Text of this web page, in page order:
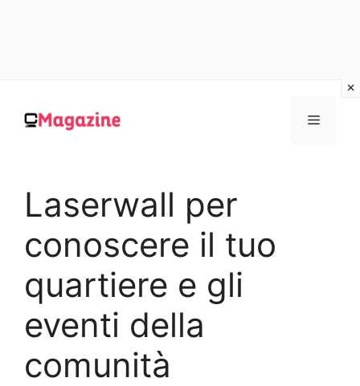
contenuto
MENU
Laserwall per
conoscere il tuo
quartiere e gli
eventi della
comunità